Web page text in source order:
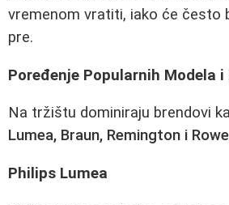
vremenom vratiti, iako će često
pre.
Poređenje Popularnih Modela i
Na tržištu dominiraju brendovi
Lumea, Braun, Remington i
Philips Lumea